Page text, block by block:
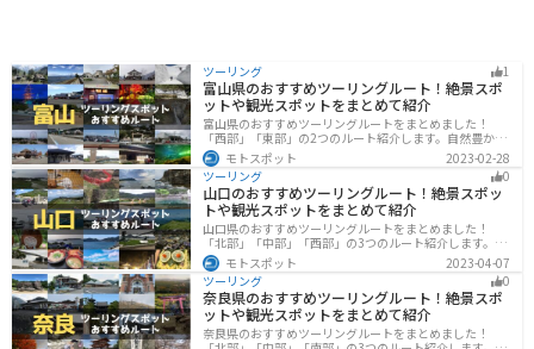
ツーリング 1
富山県のおすすめツーリングルート！絶景スポ
ットや観光スポットをまとめて紹介
富山県のおすすめツーリングルートをまとめました！
「西部」「東部」の2つのルート紹介します。自然豊かな
山と海、温泉が充実しており、美術館などもあるので、
自然を満喫するツーリングができます。バイクで富山県
にツーリングに行く際は参考にしてください。
モトスポット
2023-02-28
ツーリング
0
山口のおすすめツーリングルート！絶景スポッ
トや観光スポットをまとめて紹介
山口県のおすすめツーリングルートをまとめました！
「北部」「中部」「西部」の3つのルート紹介します。美
しい海岸線や山々を楽しむことができます。バイクで山
口県にツーリングに行く際は参考にしてください。
モトスポット
2023-04-07
ツーリング
0
奈良県のおすすめツーリングルート！絶景スポ
ットや観光スポットをまとめて紹介
奈良県のおすすめツーリングルートをまとめました！